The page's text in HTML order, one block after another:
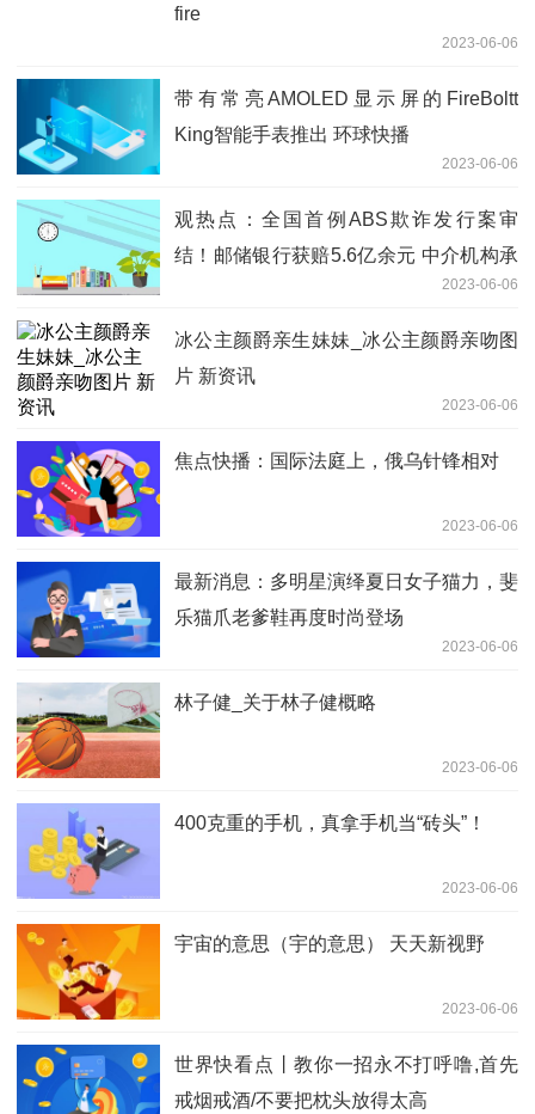
fire
2023-06-06
带有常亮AMOLED显示屏的FireBoltt
King智能手表推出 环球快播
2023-06-06
观热点：全国首例ABS欺诈发行案审
结！邮储银行获赔5.6亿余元 中介机构承
2023-06-06
冰公主颜爵亲生妹妹_冰公主颜爵亲吻图
片 新资讯
2023-06-06
焦点快播：国际法庭上，俄乌针锋相对
2023-06-06
最新消息：多明星演绎夏日女子猫力，斐
乐猫爪老爹鞋再度时尚登场
2023-06-06
林子健_关于林子健概略
2023-06-06
400克重的手机，真拿手机当“砖头”！
2023-06-06
宇宙的意思（宇的意思） 天天新视野
2023-06-06
世界快看点丨教你一招永不打呼噜,首先
戒烟戒酒/不要把枕头放得太高